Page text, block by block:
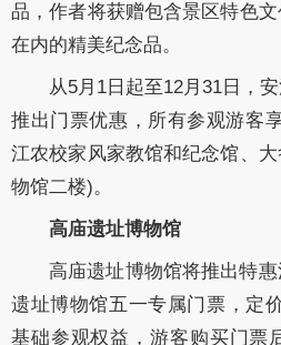
品，作者将获赠包含景区特色
在内的精美纪念品。
从5月1日起至12月31日，
推出门票优惠，所有参观游客
江农校家风家教馆和纪念馆、
物馆二楼)。
高庙遗址博物馆
高庙遗址博物馆将推出特
遗址博物馆五一专属门票，定
基础参观权益，游客购买门票